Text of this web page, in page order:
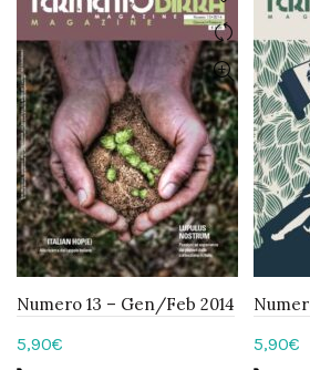
Numero 13 – Gen/Feb 2014
5,90€
5,90€